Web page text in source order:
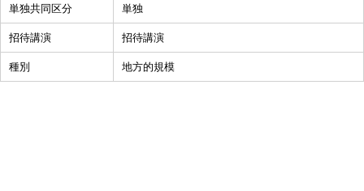
単独共同区分 単独
招待講演 招待講演
種別 地方的規模